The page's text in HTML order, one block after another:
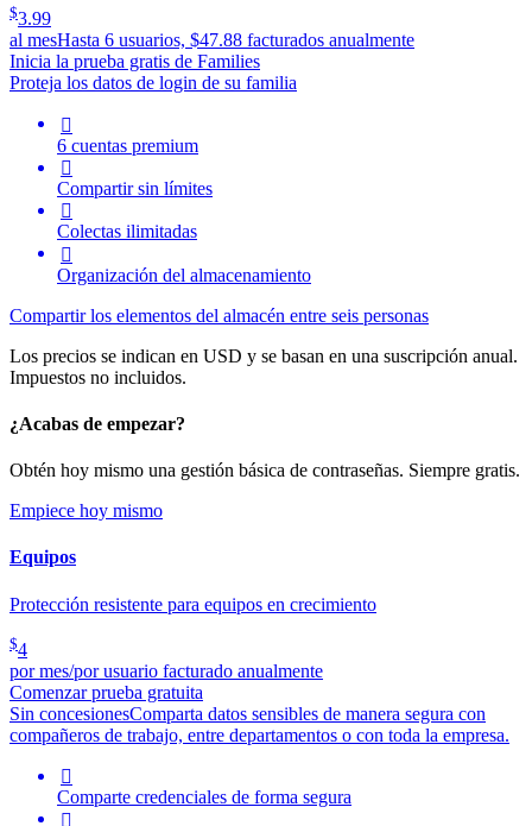
$3.99
al mesHasta 6 usuarios, $47.88 facturados anualmente
Inicia la prueba gratis de Families
Proteja los datos de login de su familia

6 cuentas premium

Compartir sin límites

Colectas ilimitadas

Organización del almacenamiento
Compartir los elementos del almacén entre seis personas
Los precios se indican en USD y se basan en una suscripción anual.
Impuestos no incluidos.
¿Acabas de empezar?
Obtén hoy mismo una gestión básica de contraseñas. Siempre gratis.
Empiece hoy mismo
Equipos
Protección resistente para equipos en crecimiento
$4
por mes/por usuario facturado anualmente
Comenzar prueba gratuita
Sin concesionesComparta datos sensibles de manera segura con
compañeros de trabajo, entre departamentos o con toda la empresa.

Comparte credenciales de forma segura
